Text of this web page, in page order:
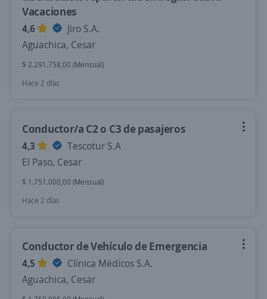
Vacaciones
4,6
Jiro S.A.
Aguachica, Cesar
$ 2.291.758,00 (Mensual)
Hace 2 días
Conductor/a C2 o C3 de pasajeros
4,3
Tescotur S.A
El Paso, Cesar
$ 1.751.000,00 (Mensual)
Hace 2 días
Conductor de Vehículo de Emergencia
4,5
Clínica Médicos S.A.
Aguachica, Cesar